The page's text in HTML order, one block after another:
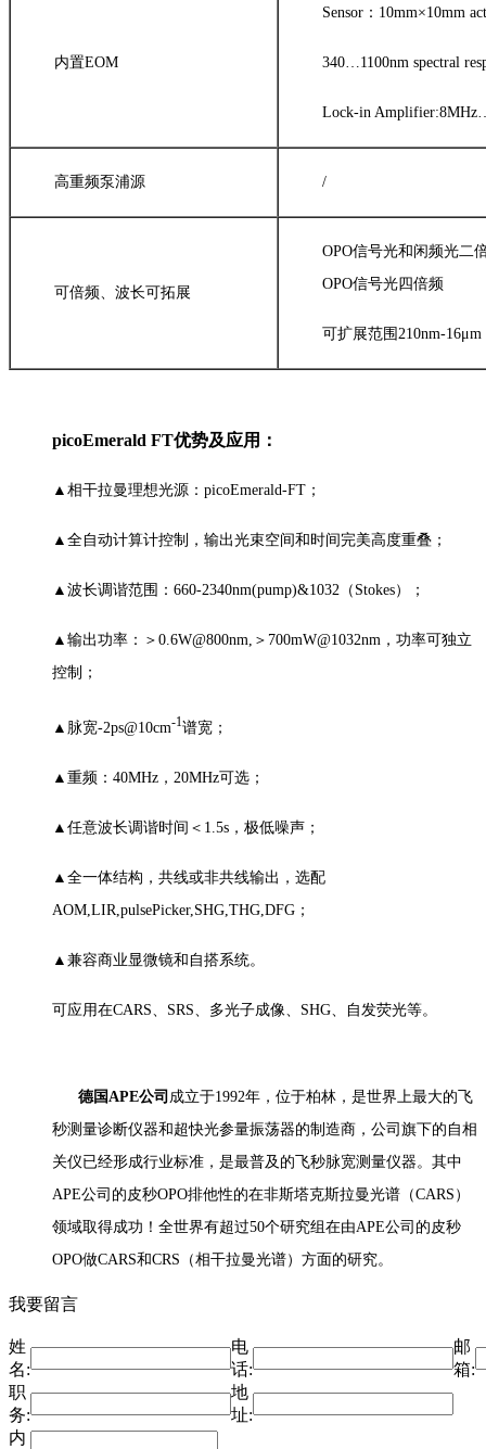
内置EOM
Sensor：10mm×10mm
340…1100nm spectral
Lock-in
高重频泵浦源 /
可倍频、波长可拓展
OPO信号光和闲频光二
OPO信号光四倍频
可扩展范围210nm-16μm
picoEmerald FT优势及应用：
▲相干拉曼理想光源：picoEmerald-FT；
▲全自动计算计控制，输出光束空间和时间完美高度重叠；
▲波长调谐范围：660-2340nm(pump)&1032（Stokes）；
▲输出功率：＞0.6W@800nm,＞700mW@1032nm，功率可独立
控制；
▲脉宽-2ps@10cm-1谱宽；
▲重频：40MHz，20MHz可选；
▲任意波长调谐时间＜1.5s，极低噪声；
▲全一体结构，共线或非共线输出，选配
AOM,LIR,pulsePicker,SHG,THG,DFG；
▲兼容商业显微镜和自搭系统。
可应用在CARS、SRS、多光子成像、SHG、自发荧光等。
德国APE公司 成立于1992年，位于柏林，是世界上最大的飞
秒测量诊断仪器和超快光参量振荡器的制造商，公司旗下的自相
关仪已经形成行业标准，是最普及的飞秒脉宽测量仪器。其中
APE公司的皮秒OPO排他性的在非斯塔克斯拉曼光谱（CARS）
领域取得成功！全世界有超过50个研究组在由APE公司的皮秒
OPO做CARS和CRS（相干拉曼光谱）方面的研究。
我要留言
姓
名:
电
话:
邮
箱:
职
务:
地
址:
内